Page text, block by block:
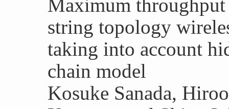
Maximum
string topology
taking into account
chain model
Kosuke Sanada,